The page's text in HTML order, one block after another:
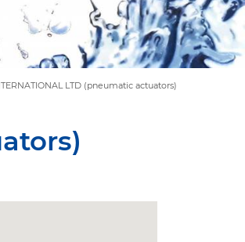
LTD (pneumatic actuators)